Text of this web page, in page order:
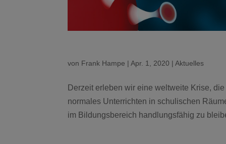
von Frank Hampe |Apr. 1, 2020 |Aktuelles
Derzeit erleben wir eine weltweite Krise,
normales Unterrichten in schulischen
im Bildungsbereich handlungsfähig zu